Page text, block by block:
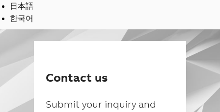
日本語
한국어
Contact us
Submit your inquiry and